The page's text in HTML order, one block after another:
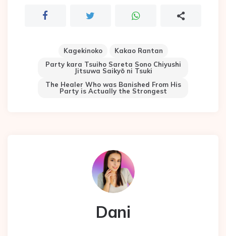
Kagekinoko
Kakao Rantan
Party kara Tsuiho Sareta Sono Chiyushi
Jitsuwa Saikyō ni Tsuki
The Healer Who was Banished From His
Party is Actually the Strongest
Dani